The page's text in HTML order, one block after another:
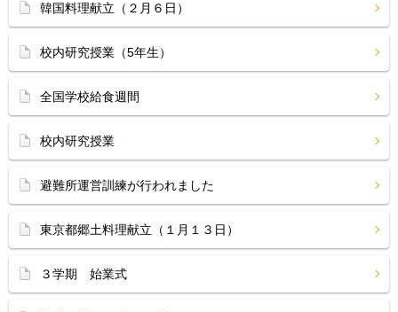
韓国料理献立（２月６日）
校内研究授業（5年生）
全国学校給食週間
校内研究授業
避難所運営訓練が行われました
東京都郷土料理献立（１月１３日）
３学期 始業式